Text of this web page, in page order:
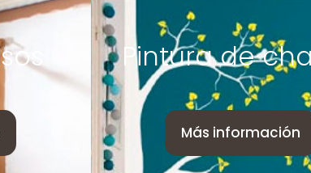
Pintura de
Más información